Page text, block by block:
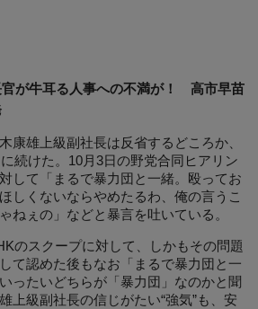
官が牛耳る人事への不満が！ 高市早苗
康雄上級副社長は反省するどころか、
続けた。10月3日の野党合同ヒアリン
して「まるで暴力団と一緒。殴ってお
しくないならやめたるわ、俺の言うこ
ねぇの」などと暴言を吐いている。
のスクープに対して、しかもその問題
て認めた後もなお「まるで暴力団と一
ったいどちらが「暴力団」なのかと聞
上級副社長の信じがたい“強気”も、安